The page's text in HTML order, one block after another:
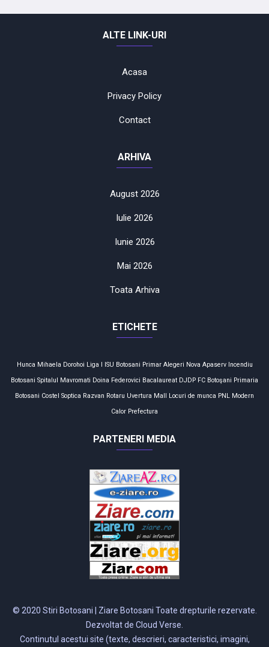
ALTE LINK-URI
Acasa
Privacy Policy
Contact
ARHIVA
August 2026
Iulie 2026
Iunie 2026
Mai 2026
Toata Arhiva
ETICHETE
Hunca Mihaela Dorohoi Liga I ISU Botosani Primar Alegeri Nova Apaserv Incendiu
Botosani Spitalul Mavromati Doina Federovici Bacalaureat DJDP FC Botoşani Primaria
Botosani Costel Soptica Razvan Rotaru Uvertura Mall Locuri de munca PNL Modern
Calor Prefectura
PARTENERI MEDIA
© 2020 Stiri Botosani | Ziare Botosani Toate drepturile rezervate.
Dezvoltat de Cloud Verse.
Continutul acestui site (texte, descrieri, caracteristici, imagini,